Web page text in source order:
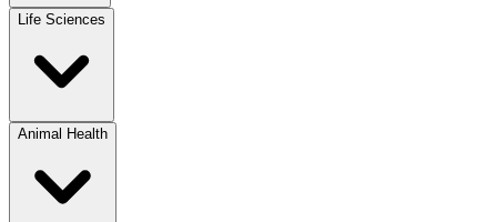
Life Sciences
Animal Health